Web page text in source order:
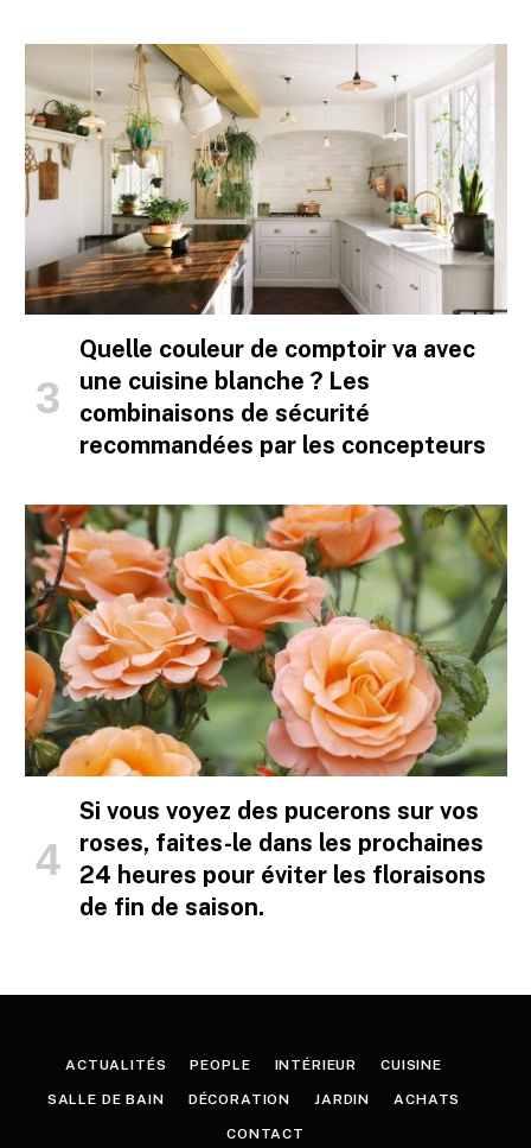
Quelle couleur de comptoir va avec
une cuisine blanche ? Les
combinaisons de sécurité
recommandées par les concepteurs
Si vous voyez des pucerons sur vos
roses, faites-le dans les prochaines
24 heures pour éviter les floraisons
de fin de saison.
ACTUALITÉS PEOPLE INTÉRIEUR CUISINE
SALLE DE BAIN DÉCORATION JARDIN ACHATS
CONTACT